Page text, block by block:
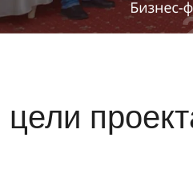
цели